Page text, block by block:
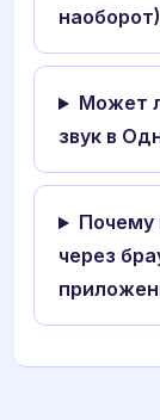
Может
звук в
Почему
через